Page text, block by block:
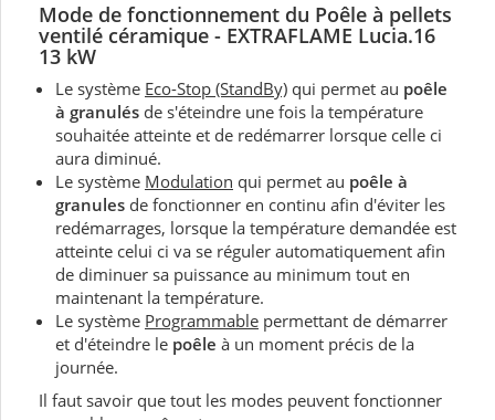
Mode de fonctionnement du Poêle à pellets
ventilé céramique - EXTRAFLAME Lucia.16
13 kW
Le système Eco-Stop (StandBy) qui permet au poêle
à granulés de s'éteindre une fois la température
souhaitée atteinte et de redémarrer lorsque celle ci
aura diminué.
Le système Modulation qui permet au poêle à
granules de fonctionner en continu afin d'éviter les
redémarrages, lorsque la température demandée est
atteinte celui ci va se réguler automatiquement afin
de diminuer sa puissance au minimum tout en
maintenant la température.
Le système Programmable permettant de démarrer
et d'éteindre le poêle à un moment précis de la
journée.
Il faut savoir que tout les modes peuvent fonctionner